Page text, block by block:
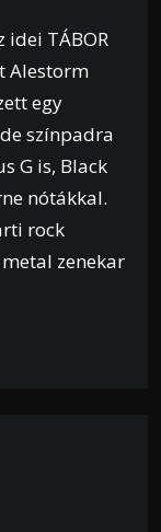
TÁBOR
Alestorm
egy
színpadra
G is, Black
nótákkal.
rock
zenekar